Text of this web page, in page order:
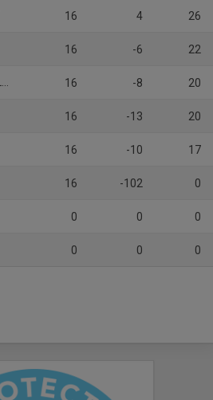
16 4 26
16 -6 22
16 -8 20
16 -13 20
16 -10 17
16 -102 0
0 0 0
0 0 0